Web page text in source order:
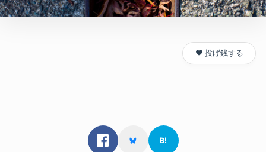
❤️ 投げ銭する